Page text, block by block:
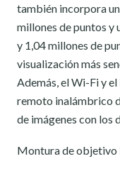
también incorpora
millones de puntos y
y 1,04 millones de
visualización más
Además, el Wi-Fi y
remoto inalámbrico
de imágenes con los
Montura de objetivo